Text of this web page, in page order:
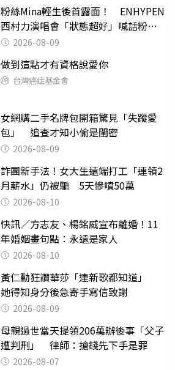
粉絲Mina輕生後首露面！ ENHYPEN
西村力演唱會「狀態超好」喊話粉
絲：我們心意相通
2026-08-09
做到這點才有資格說愛你
台灣癌症基金會
女網購二手名牌包開箱驚見「失蹤愛
包」 追查才知小偷是閨密
2026-08-09
詐團新手法！女大生遠端打工「連領2
月薪水」仍被騙 5天慘噴50萬
2026-08-10
快訊／方志友、楊銘威宣布離婚！11
年婚姻畫句點：永遠是家人
2026-08-10
黃仁勳狂讚華莎「連新歌都知道」
她得知身分後急寄手寫信致謝
2026-08-09
母親過世當天提領206萬辦後事「父子
遭判刑」 律師：搶錢先下手是罪
2026-08-07